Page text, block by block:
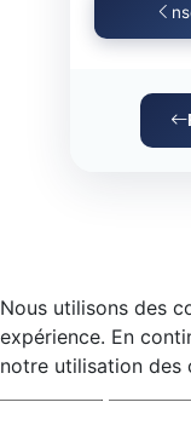
Nous utilisons des
expérience. En
notre utilisation des